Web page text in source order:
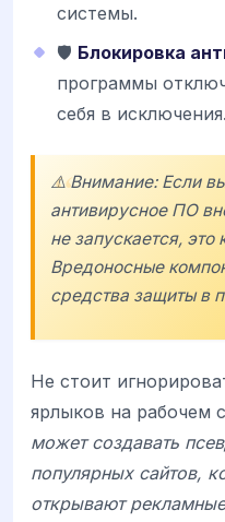
системы.
🛡️ Блокировка
программы
себя в исключения.
⚠️ Внимание: Если
антивирусное ПО
не запускается, это
Вредоносные
средства защиты в
Не стоит
ярлыков на рабочем
может создавать
популярных сайтов,
открывают